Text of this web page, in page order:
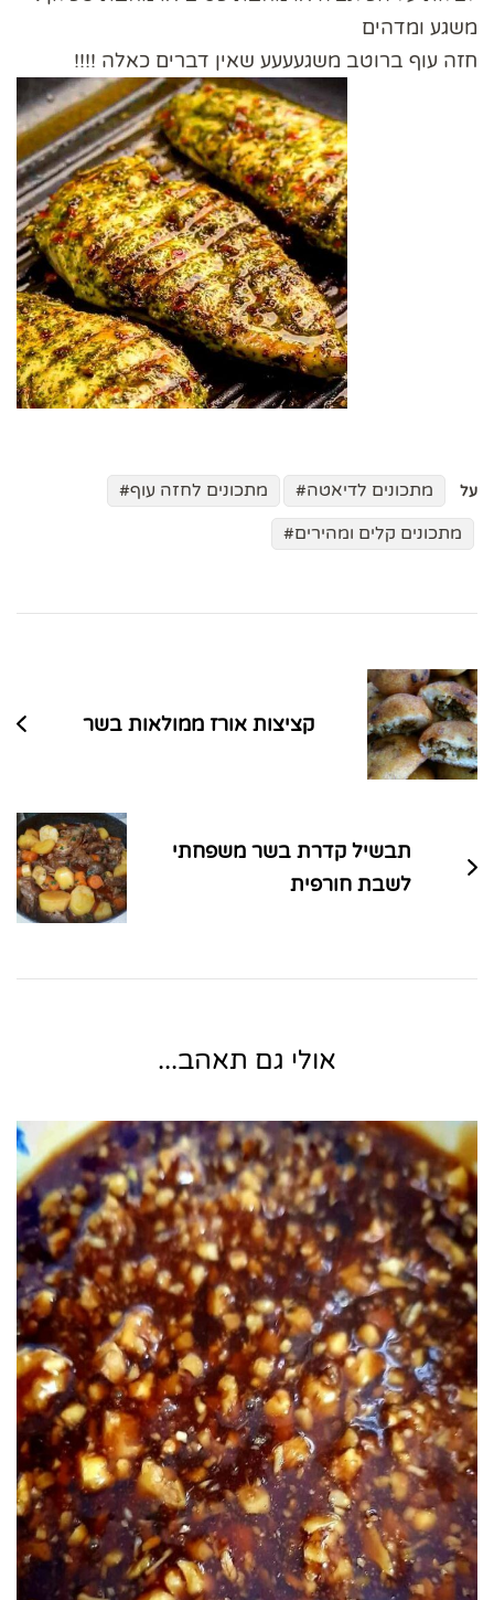
משגע ומדהים
חזה עוף ברוטב משגעעעע שאין דברים כאלה !!!!
על מתכונים לדיאטה
מתכונים לחזה עוף
מתכונים קלים ומהירים
בפוסטים
קציצות אורז ממולאות בשר
תבשיל קדרת בשר משפחתי
לשבת חורפית
אולי גם תאהב...